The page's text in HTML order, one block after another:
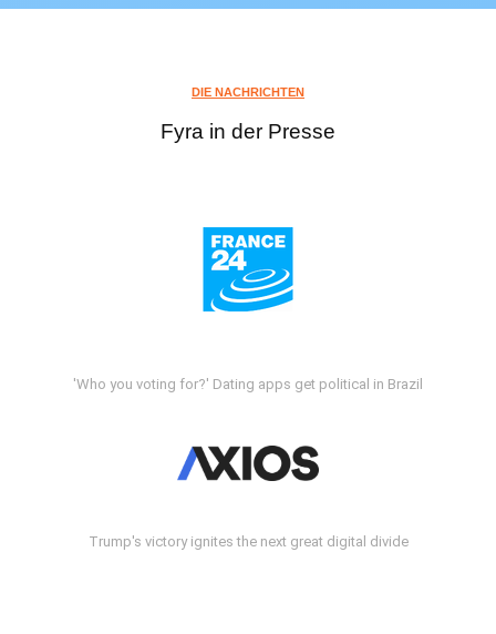
DIE NACHRICHTEN
Fyra in der Presse
'Who you voting for?' Dating apps get political in Brazil
Trump's victory ignites the next great digital divide